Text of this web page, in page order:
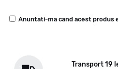
Anuntati-ma cand acest produs
Transport 19